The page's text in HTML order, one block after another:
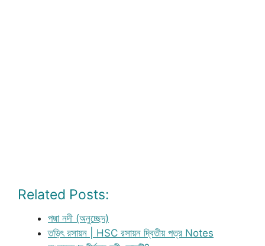
Related Posts:
পদ্মা নদী (অনুচ্ছেদ)
তড়িৎ রসায়ন | HSC রসায়ন দ্বিতীয় পত্র Notes